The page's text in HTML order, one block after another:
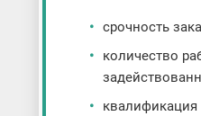
срочность
количество
квалификация